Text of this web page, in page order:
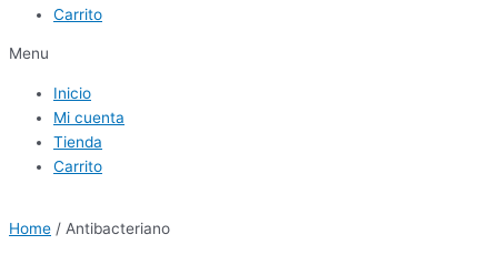
Carrito
Menu
Inicio
Mi cuenta
Tienda
Carrito
Home / Antibacteriano